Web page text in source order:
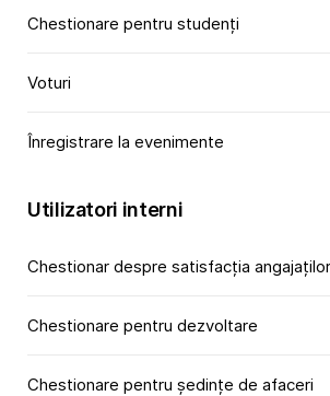
Chestionare pentru studenți
Voturi
Înregistrare la evenimente
Utilizatori interni
Chestionar despre satisfacția angajaților
Chestionare pentru dezvoltare
Chestionare pentru ședințe de afaceri